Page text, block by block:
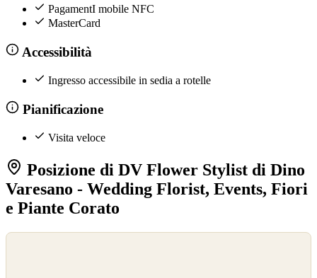
PagamentI mobile NFC
MasterCard
Accessibilità
Ingresso accessibile in sedia a rotelle
Pianificazione
Visita veloce
Posizione di DV Flower Stylist di Dino
Varesano - Wedding Florist, Events, Fiori
e Piante Corato